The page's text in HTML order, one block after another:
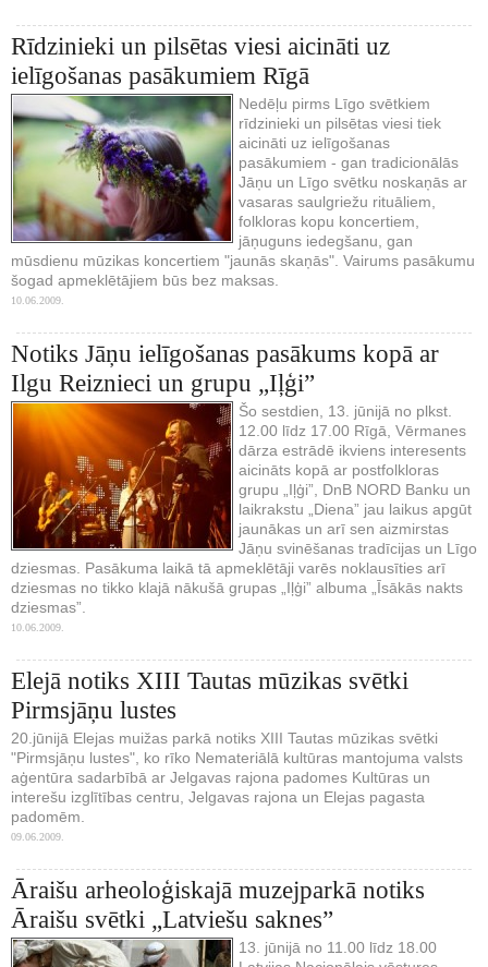
Rīdzinieki un pilsētas viesi aicināti uz
ielīgošanas pasākumiem Rīgā
Nedēļu pirms Līgo svētkiem
rīdzinieki un pilsētas viesi tiek
aicināti uz ielīgošanas
pasākumiem - gan tradicionālās
Jāņu un Līgo svētku noskaņās ar
vasaras saulgriežu rituāliem,
folkloras kopu koncertiem,
jāņuguns iedegšanu, gan
mūsdienu mūzikas koncertiem "jaunās skaņās". Vairums pasākumu
šogad apmeklētājiem būs bez maksas.
10.06.2009.
Notiks Jāņu ielīgošanas pasākums kopā ar
Ilgu Reiznieci un grupu „Iļģi”
Šo sestdien, 13. jūnijā no plkst.
12.00 līdz 17.00 Rīgā, Vērmanes
dārza estrādē ikviens interesents
aicināts kopā ar postfolkloras
grupu „Iļģi”, DnB NORD Banku un
laikrakstu „Diena” jau laikus apgūt
jaunākas un arī sen aizmirstas
Jāņu svinēšanas tradīcijas un Līgo
dziesmas. Pasākuma laikā tā apmeklētāji varēs noklausīties arī
dziesmas no tikko klajā nākušā grupas „Iļģi” albuma „Īsākās nakts
dziesmas”.
10.06.2009.
Elejā notiks XIII Tautas mūzikas svētki
Pirmsjāņu lustes
20.jūnijā Elejas muižas parkā notiks XIII Tautas mūzikas svētki
"Pirmsjāņu lustes", ko rīko Nemateriālā kultūras mantojuma valsts
aģentūra sadarbībā ar Jelgavas rajona padomes Kultūras un
interešu izglītības centru, Jelgavas rajona un Elejas pagasta
padomēm.
09.06.2009.
Āraišu arheoloģiskajā muzejparkā notiks
Āraišu svētki „Latviešu saknes”
13. jūnijā no 11.00 līdz 18.00